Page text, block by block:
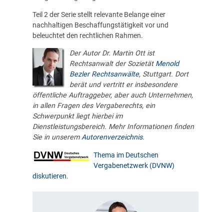
Teil 2 der Serie stellt relevante Belange einer
nachhaltigen Beschaffungstätigkeit vor und
beleuchtet den rechtlichen Rahmen.
Der Autor Dr. Martin Ott ist
Rechtsanwalt der Sozietät Menold
Bezler Rechtsanwälte, Stuttgart. Dort
berät und vertritt er insbesondere
öffentliche Auftraggeber, aber auch Unternehmen,
in allen Fragen des Vergaberechts, ein
Schwerpunkt liegt hierbei im
Dienstleistungsbereich. Mehr Informationen finden
Sie in unseremAutorenverzeichnis.
Thema im Deutschen
Vergabenetzwerk (DVNW)
diskutieren.